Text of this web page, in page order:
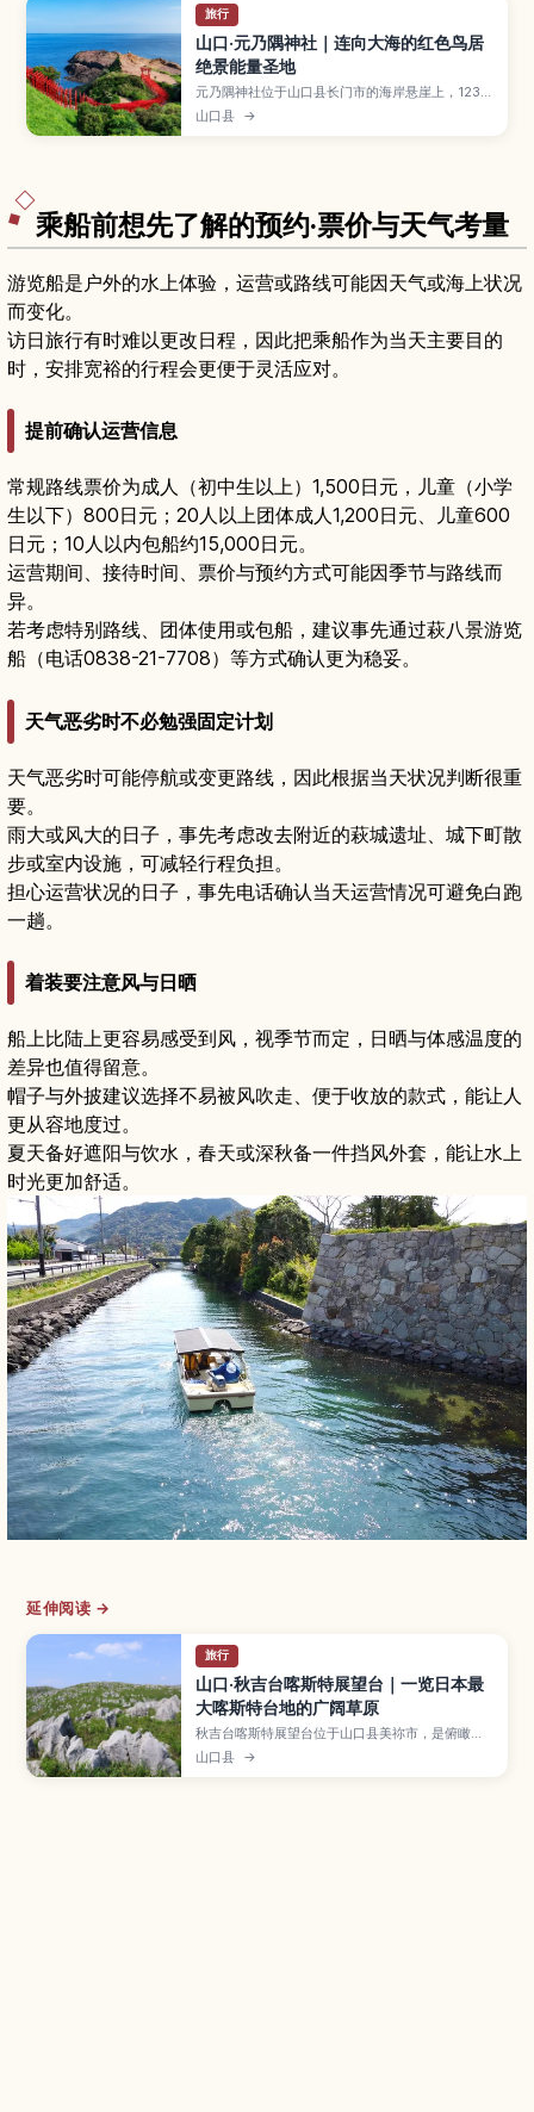
旅行
山口·元乃隅神社｜连向大海的红色鸟居
绝景能量圣地
元乃隅神社位于山口县长门市的海岸悬崖上，123座
红色鸟居一路延伸向日本海，与蓝天碧海构成震撼
的绝景，被CNN评为“日本最美景点”之一。文章将
山口县 →
乘船前想先了解的预约·票价与天气考量
游览船是户外的水上体验，运营或路线可能因天气或海上状况
而变化。
访日旅行有时难以更改日程，因此把乘船作为当天主要目的
时，安排宽裕的行程会更便于灵活应对。
提前确认运营信息
常规路线票价为成人（初中生以上）1,500日元，儿童（小学
生以下）800日元；20人以上团体成人1,200日元、儿童600
日元；10人以内包船约15,000日元。
运营期间、接待时间、票价与预约方式可能因季节与路线而
异。
若考虑特别路线、团体使用或包船，建议事先通过萩八景游览
船（电话0838-21-7708）等方式确认更为稳妥。
天气恶劣时不必勉强固定计划
天气恶劣时可能停航或变更路线，因此根据当天状况判断很重
要。
雨大或风大的日子，事先考虑改去附近的萩城遗址、城下町散
步或室内设施，可减轻行程负担。
担心运营状况的日子，事先电话确认当天运营情况可避免白跑
一趟。
着装要注意风与日晒
船上比陆上更容易感受到风，视季节而定，日晒与体感温度的
差异也值得留意。
帽子与外披建议选择不易被风吹走、便于收放的款式，能让人
更从容地度过。
夏天备好遮阳与饮水，春天或深秋备一件挡风外套，能让水上
时光更加舒适。
延伸阅读 →
旅行
山口·秋吉台喀斯特展望台｜一览日本最
大喀斯特台地的广阔草原
秋吉台喀斯特展望台位于山口县美祢市，是俯瞰日
本最大喀斯特台地的绝佳观景点，一望无际的草原
与白色石灰岩构成壮阔景色。文章将介绍四季不同
山口县 →